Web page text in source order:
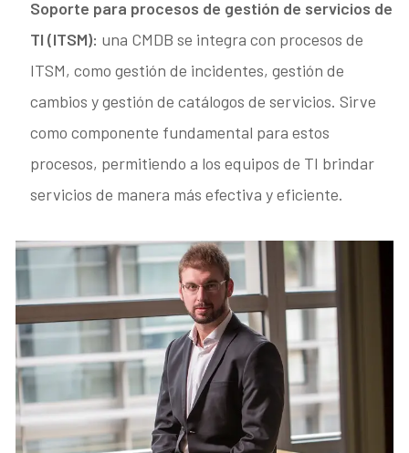
Soporte para procesos de gestión de servicios de
TI (ITSM): una CMDB se integra con procesos de
ITSM, como gestión de incidentes, gestión de
cambios y gestión de catálogos de servicios. Sirve
como componente fundamental para estos
procesos, permitiendo a los equipos de TI brindar
servicios de manera más efectiva y eficiente.